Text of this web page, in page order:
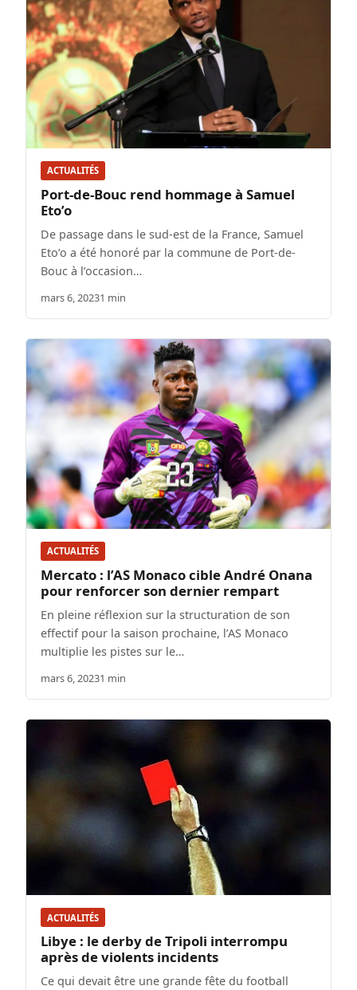
ACTUALITÉS
Port-de-Bouc rend hommage à Samuel
Eto’o
De passage dans le sud-est de la France, Samuel
Eto’o a été honoré par la commune de Port-de-
Bouc à l’occasion…
mars 6, 20231 min
ACTUALITÉS
Mercato : l’AS Monaco cible André Onana
pour renforcer son dernier rempart
En pleine réflexion sur la structuration de son
effectif pour la saison prochaine, l’AS Monaco
multiplie les pistes sur le…
mars 6, 20231 min
ACTUALITÉS
Libye : le derby de Tripoli interrompu
après de violents incidents
Ce qui devait être une grande fête du football